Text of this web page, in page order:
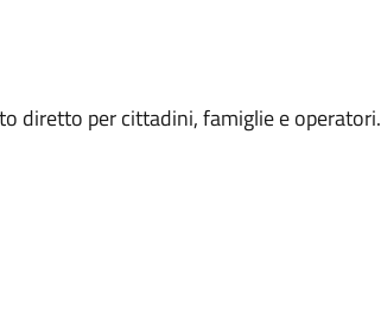
diretto per cittadini, famiglie e operatori.